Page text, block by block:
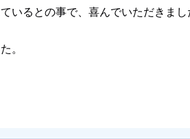
いるとの事で、喜んでいただきまし
。